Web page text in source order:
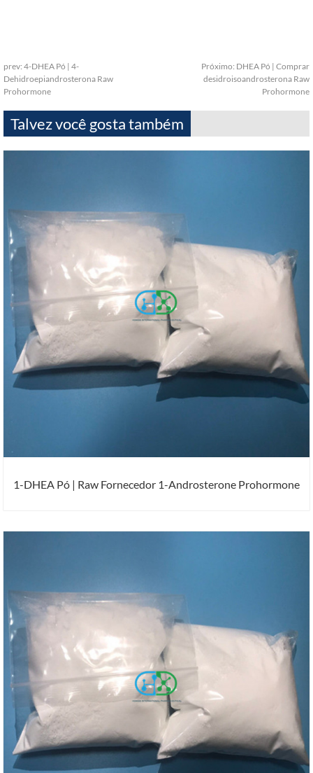
prev: 4-DHEA Pó | 4-
Dehidroepiandrosterona Raw
Prohormone
Próximo: DHEA Pó | Comprar
desidroisoandrosterona Raw
Prohormone
Talvez você gosta também
1-DHEA Pó | Raw Fornecedor 1-Androsterone Prohormone